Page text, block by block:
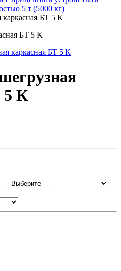
5 т (5000 кг)
каркасная БТ 5 К
БТ 5 К
5 К